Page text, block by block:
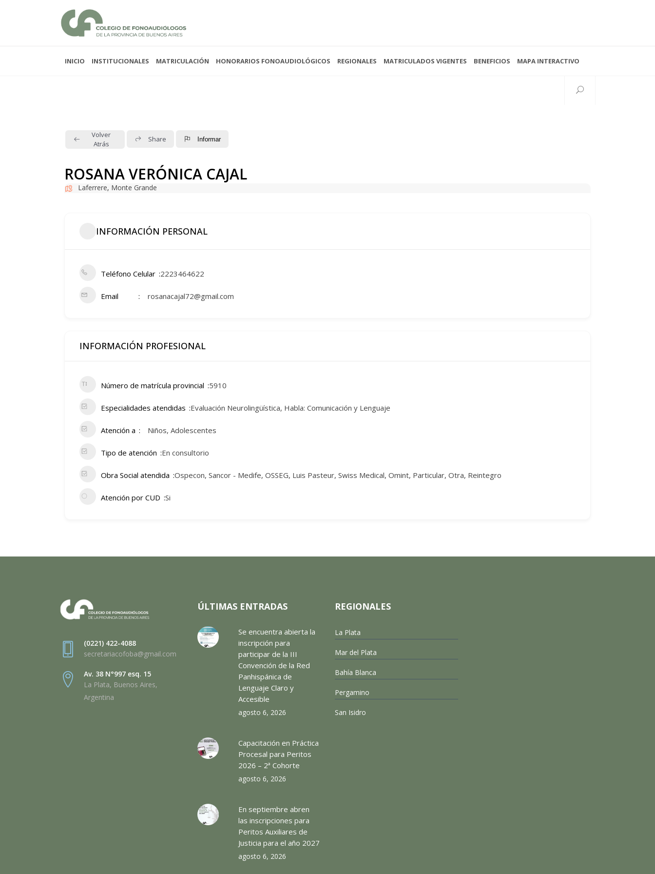
Lunes a viernes 08:00 - 13:00
(0221) 422-4088
Av. 38 N°997 esq. 15
Seguinos
INICIO INSTITUCIONALES MATRICULACIÓN HONORARIOS FONOAUDIOLÓGICOS REGIONALES MATRICULADOS VIGENTES BENEFICIOS MAPA INTERACTIVO
Volver
Atrás
Share Informar
ROSANA VERÓNICA CAJAL
Laferrere, Monte Grande
INFORMACIÓN PERSONAL
Teléfono Celular 2223464622
Email rosanacajal72@gmail.com
INFORMACIÓN PROFESIONAL
Número de matrícula provincial 5910
Especialidades atendidas Evaluación Neurolingüística, Habla: Comunicación y Lenguaje
Atención a Niños, Adolescentes
Tipo de atención En consultorio
Obra Social atendida Ospecon, Sancor - Medife, OSSEG, Luis Pasteur, Swiss Medical, Omint, Particular, Otra, Reintegro
Atención por CUD Si
(0221) 422-4088
secretariacofoba@gmail.com
Av. 38 N°997 esq. 15
La Plata, Buenos Aires,
Argentina
ÚLTIMAS ENTRADAS
Se encuentra abierta la
inscripción para
participar de la III
Convención de la Red
Panhispánica de
Lenguaje Claro y
Accesible
agosto 6, 2026
Capacitación en Práctica
Procesal para Peritos
2026 – 2ª Cohorte
agosto 6, 2026
En septiembre abren
las inscripciones para
Peritos Auxiliares de
Justicia para el año 2027
agosto 6, 2026
REGIONALES
La Plata
Mar del Plata
Bahía Blanca
Pergamino
San Isidro